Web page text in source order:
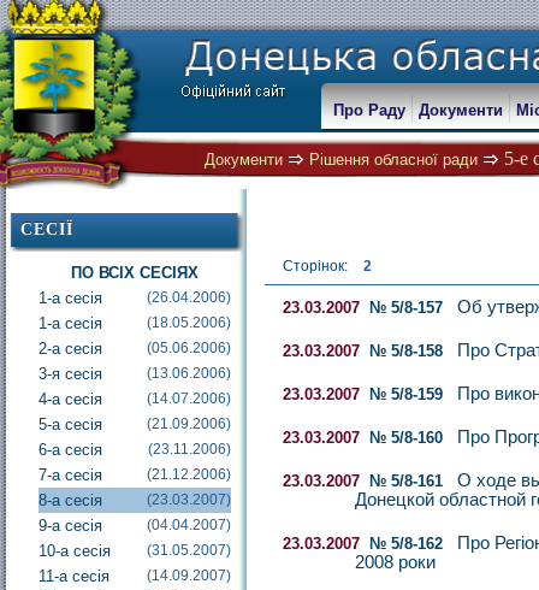
Документи Рішення обласної ради 5-е
Про Раду Документи
СЕСІЇ
ПО ВСІХ СЕСІЯХ
1-а сесія
(26.04.2006)
1-а сесія (18.05.2006)
2-а сесія (05.06.2006)
3-я сесія (13.06.2006)
4-а сесія (14.07.2006)
5-а сесія (21.09.2006)
6-а сесія (23.11.2006)
7-а сесія (21.12.2006)
8-а сесія (23.03.2007)
9-а сесія (04.04.2007)
10-а сесія (31.05.2007)
11-а сесія (14.09.2007)
Сторінок: 2
23.03.2007 № 5/8-157 Об
23.03.2007 № 5/8-158 Про
23.03.2007 № 5/8-159 Про
23.03.2007 № 5/8-160 Про
23.03.2007 № 5/8-161
О ходе
Донецкой областной
23.03.2007 № 5/8-162
Про
2008 роки